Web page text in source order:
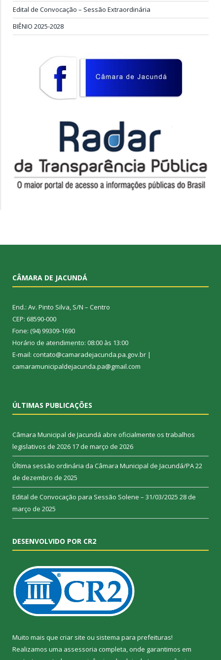
Edital de Convocação – Sessão Extraordinária
BIÊNIO 2025-2028
CÂMARA DE JACUNDÁ
End.: Av. Pinto Silva, S/N – Centro
CEP: 68590-000
Fone: (94) 99309-1690
Horário de atendimento: 08:00 às 13:00
E-mail: contato@camaradejacunda.pa.gov.br |
camaramunicipaldejacunda.pa@gmail.com
ÚLTIMAS PUBLICAÇÕES
Câmara Municipal de Jacundá abre oficialmente os trabalhos
legislativos de 2026 17 de março de 2026
Última sessão ordinária da Câmara Municipal de Jacundá/PA22
de dezembro de 2025
Edital de Convocação para Sessão Solene – 31/03/2025 28 de
março de 2025
DESENVOLVIDO POR CR2
Muito mais que criar site ou sistema para prefeituras!
Realizamos uma assessoria completa, onde garantimos em